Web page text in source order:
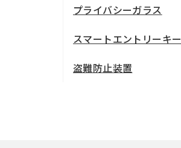
プライバシーガラス
スマートエントリーキー
盗難防止装置